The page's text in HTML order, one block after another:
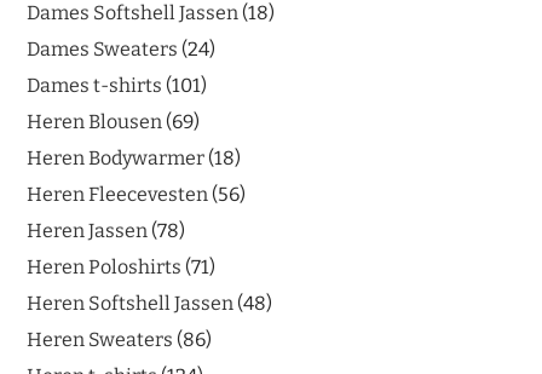
Dames Softshell Jassen 18
Dames Sweaters 24
Dames t-shirts 101
Heren Blousen 69
Heren Bodywarmer 18
Heren Fleecevesten 56
Heren Jassen 78
Heren Poloshirts 71
Heren Softshell Jassen 48
Heren Sweaters 86